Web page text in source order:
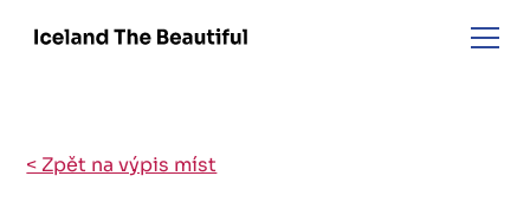
< Zpět na výpis míst